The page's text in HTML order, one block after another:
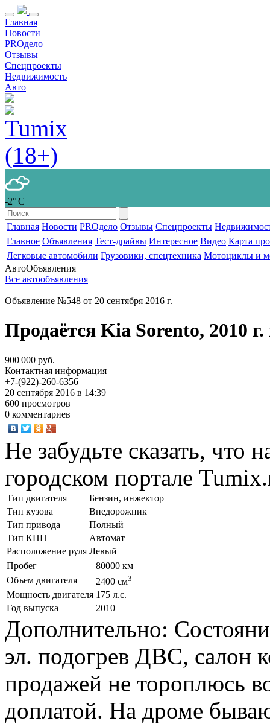
Главная
Новости
PROдело
Отзывы
Спецпроекты
Недвижимость
Авто
-2° С
Главная Новости PROдело Отзывы Спецпроекты
Главное Объявления Тест-драйвы Интересное Видео Карта
Легковые автомобили Грузовики, спецтехника Мотоциклы и
АвтоОбъявления
Все автообъявления
Объявление №548 от 20 сентября 2016 г.
Продаётся Kia Sorento, 2010 г.
900 000 руб.
Контактная информация
+7-(922)-260-6356
20 сентября 2016 в 14:39
600 просмотров
0 комментариев
Не забудьте сказать, что
городском портале
Тип двигателя
Бензин, инжектор
Тип кузова
Внедорожник
Тип привода
Полный
Тип КПП
Автомат
Расположение руля Левый
Пробег
80000 км
Объем двигателя
2400 см3
Мощность двигателя 175 л.с.
Год выпуска
2010
Дополнительно:
эл. подогрев ДВС, салон
продажей не тороплюсь
доплатой. На дроме